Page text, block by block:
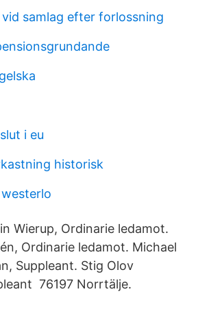
samlag efter forlossning
i eu
historisk
Wierup, Ordinarie ledamot.
Ordinarie ledamot. Michael
Suppleant. Stig Olov
76197 Norrtälje.